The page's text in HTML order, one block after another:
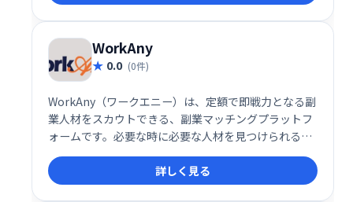
WorkAny
0.0 (0件)
WorkAny（ワークエニー）は、定額で即戦力となる副
業人材をスカウトできる、副業マッチングプラットフ
ォームです。必要な時に必要な人材を見つけられるた
め、人材確保の課題を解決し、業務効率化を支援しま
す。
詳しく見る